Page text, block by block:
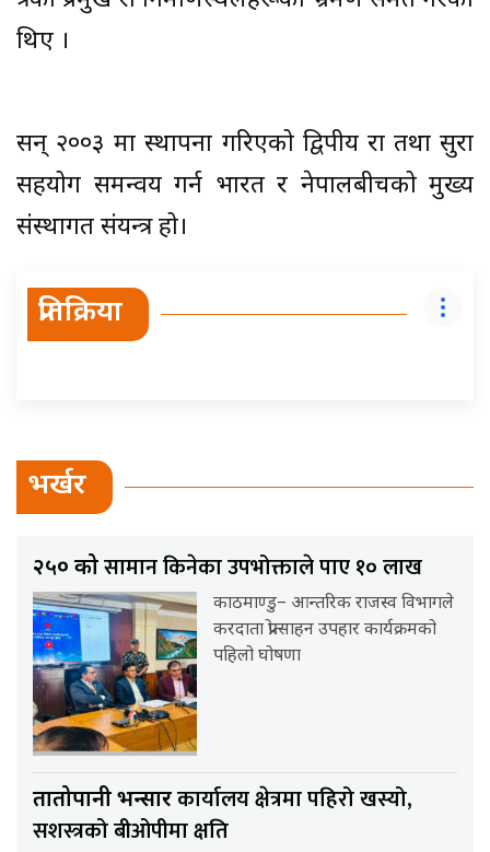
थिए ।
सन् २००३ मा स्थापना गरिएको द्विपक्षीय रक्षा तथा सुरक्षा
सहयोग समन्वय गर्न भारत र नेपालबीचको मुख्य
संस्थागत संयन्त्र हो।
प्रतिक्रिया
भर्खर
२५० कोसामान किनेका उपभोक्ताले पाए १० लाख
काठमाण्डु– आन्तरिक राजस्व विभागले
करदाता प्रोत्साहन उपहार कार्यक्रमको
पहिलो घोषणा
तातोपानी भन्सारकार्यालय क्षेत्रमा पहिरो खस्यो,
सशस्त्रको बीओपीमा क्षति